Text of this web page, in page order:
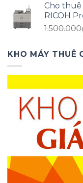
Cho thuê
RICOH
1.500.000
KHO MÁY THUÊ